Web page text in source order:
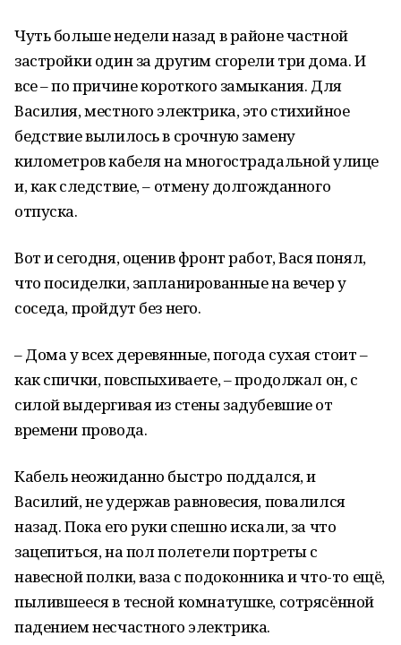
Чуть больше недели назад в районе частной
застройки один за другим сгорели три дома. И
все – по причине короткого замыкания. Для
Василия, местного электрика, это стихийное
бедствие вылилось в срочную замену
километров кабеля на многострадальной улице
и, как следствие, – отмену долгожданного
отпуска.
Вот и сегодня, оценив фронт работ, Вася понял,
что посиделки, запланированные на вечер у
соседа, пройдут без него.
– Дома у всех деревянные, погода сухая стоит –
как спички, повспыхиваете, – продолжал он, с
силой выдергивая из стены задубевшие от
времени провода.
Кабель неожиданно быстро поддался, и
Василий, не удержав равновесия, повалился
назад. Пока его руки спешно искали, за что
зацепиться, на пол полетели портреты с
навесной полки, ваза с подоконника и что-то ещё,
пылившееся в тесной комнатушке, сотрясённой
падением несчастного электрика.